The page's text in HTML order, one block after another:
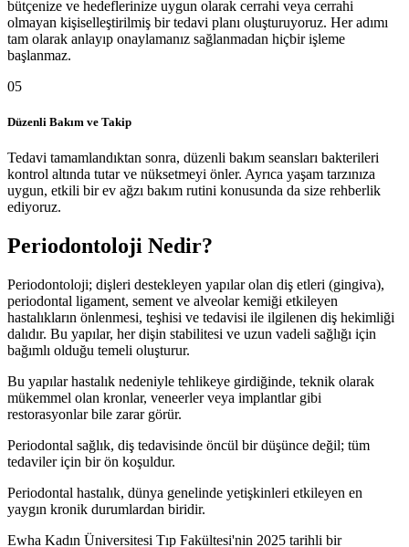
bütçenize ve hedeflerinize uygun olarak cerrahi veya cerrahi
olmayan kişiselleştirilmiş bir tedavi planı oluşturuyoruz. Her adımı
tam olarak anlayıp onaylamanız sağlanmadan hiçbir işleme
başlanmaz.
05
Düzenli Bakım ve Takip
Tedavi tamamlandıktan sonra, düzenli bakım seansları bakterileri
kontrol altında tutar ve nüksetmeyi önler. Ayrıca yaşam tarzınıza
uygun, etkili bir ev ağzı bakım rutini konusunda da size rehberlik
ediyoruz.
Periodontoloji Nedir?
Periodontoloji; dişleri destekleyen yapılar olan diş etleri (gingiva),
periodontal ligament, sement ve alveolar kemiği etkileyen
hastalıkların önlenmesi, teşhisi ve tedavisi ile ilgilenen diş hekimliği
dalıdır. Bu yapılar, her dişin stabilitesi ve uzun vadeli sağlığı için
bağımlı olduğu temeli oluşturur.
Bu yapılar hastalık nedeniyle tehlikeye girdiğinde, teknik olarak
mükemmel olan kronlar, veneerler veya implantlar gibi
restorasyonlar bile zarar görür.
Periodontal sağlık, diş tedavisinde öncül bir düşünce değil; tüm
tedaviler için bir ön koşuldur.
Periodontal hastalık, dünya genelinde yetişkinleri etkileyen en
yaygın kronik durumlardan biridir.
Ewha Kadın Üniversitesi Tıp Fakültesi'nin 2025 tarihli bir